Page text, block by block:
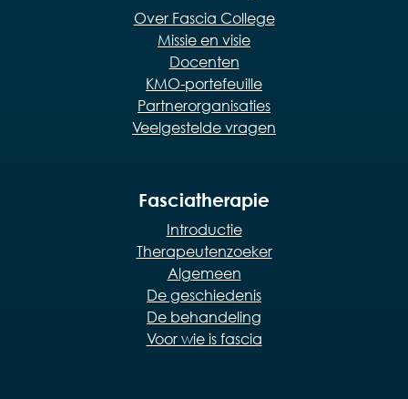
Over Fascia College
Missie en visie
Docenten
KMO-portefeuille
Partnerorganisaties
Veelgestelde vragen
Fasciatherapie
Introductie
Therapeutenzoeker
Algemeen
De geschiedenis
De behandeling
Voor wie is fascia